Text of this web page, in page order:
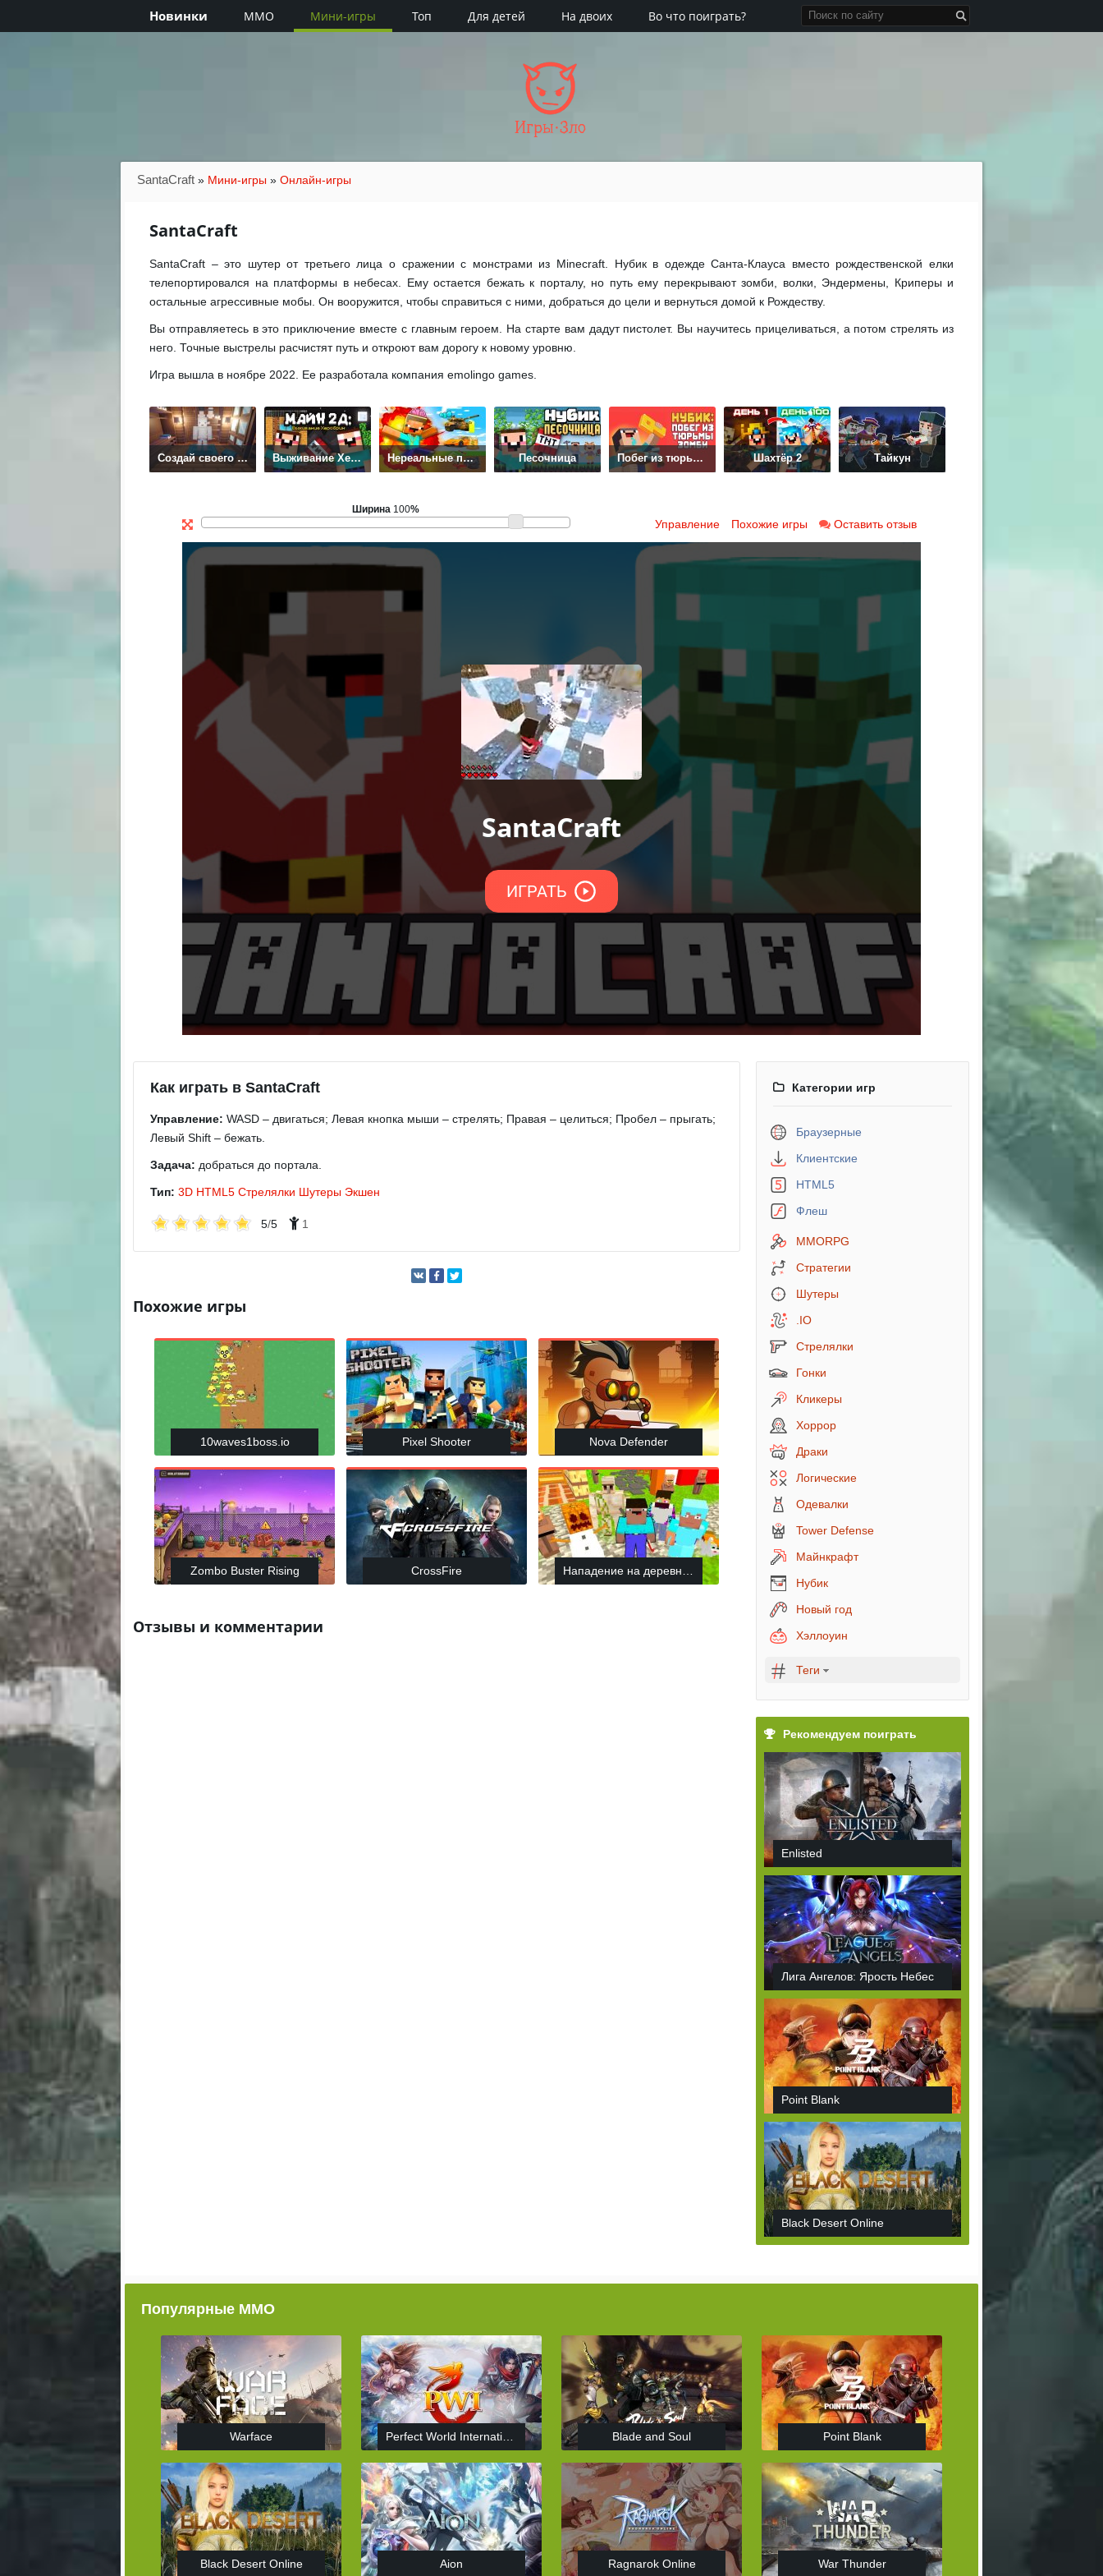
Новинки MMO Мини-игры Топ Для детей На двоих Во что поиграть?
Игры·Зло
SantaCraft » Мини-игры » Онлайн-игры
SantaCraft
SantaCraft – это шутер от третьего лица о сражении с монстрами из Minecraft. Нубик в одежде Санта-Клауса вместо рождественской елки
телепортировался на платформы в небесах. Ему остается бежать к порталу, но путь ему перекрывают зомби, волки, Эндермены, Криперы и
остальные агрессивные мобы. Он вооружится, чтобы справиться с ними, добраться до цели и вернуться домой к Рождеству.
Вы отправляетесь в это приключение вместе с главным героем. На старте вам дадут пистолет. Вы научитесь прицеливаться, а потом стрелять из
него. Точные выстрелы расчистят путь и откроют вам дорогу к новому уровню.
Игра вышла в ноябре 2022. Ее разработала компания emolingo games.
Создай своего Нубика Выживание Херобрин Нереальные приключения Песочница Побег из тюрьмы зомби Шахтёр 2 Тайкун
Ширина 100%
Управление Похожие игры Оставить отзыв
Как играть в SantaCraft
Управление: WASD – двигаться; Левая кнопка мыши – стрелять; Правая – целиться; Пробел – прыгать;
Левый Shift – бежать.
Задача: добраться до портала.
Тип: 3D HTML5 Стрелялки Шутеры Экшен
5/5 1
Похожие игры
10waves1boss.io Pixel Shooter Nova Defender
Zombo Buster Rising CrossFire
Отзывы и комментарии
Категории игр
Браузерные
Клиентские
HTML5
Флеш
MMORPG
Стратегии
Шутеры
.IO
Стрелялки
Гонки
Кликеры
Хоррор
Драки
Логические
Одевалки
Tower Defense
Майнкрафт
Нубик
Новый год
Хэллоуин
Теги
Рекомендуем поиграть
Enlisted
Лига Ангелов: Ярость Небес
Point Blank
Black Desert Online
Популярные ММО
Warface Blade and Soul Point Blank
Black Desert Online Aion Ragnarok Online War Thunder